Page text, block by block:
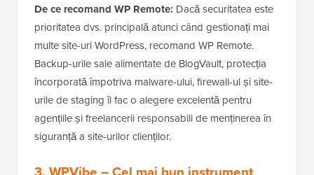
De ce recomand WP Remote: Dacă securitatea este
prioritatea dvs. principală atunci când gestionați mai
multe site-uri WordPress, recomand WP Remote.
Backup-urile sale alimentate de BlogVault, protecția
încorporată împotriva malware-ului, firewall-ul și site-
urile de staging îl fac o alegere excelentă pentru
agențiile și freelancerii responsabili de menținerea în
siguranță a site-urilor clienților.